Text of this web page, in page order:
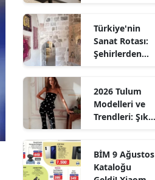
Önerileri)
Türkiye'nin
Sanat Rotası:
Şehirlerden
Sergiler
2026 Tulum
Modelleri ve
Trendleri: Şık
BİM 9 Ağustos
Kataloğu